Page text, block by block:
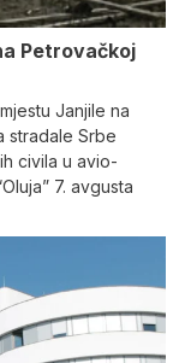
Petrovačkoj
Janjile na
stradale Srbe
civila u avio-
7. avgusta